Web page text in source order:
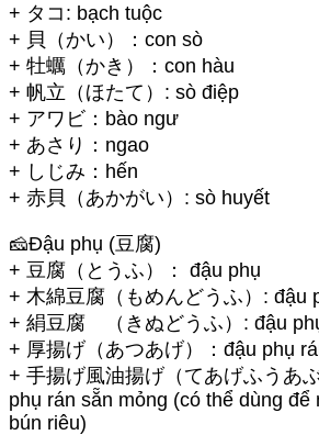
+ タコ: bạch tuộc
+ 貝（かい）：con sò
+ 牡蠣（かき）：con hàu
+ 帆立（ほたて）: sò điệp
+ アワビ：bào ngư
+ あさり：ngao
+ しじみ：hến
+ 赤貝（あかがい）: sò huyết
🧀Đậu phụ (豆腐)
+ 豆腐（とうふ）： đậu phụ
+ 木綿豆腐（もめんどうふ）: đậu
+ 絹豆腐 （きぬどうふ）: đậu
+ 厚揚げ（あつあげ）：đậu phụ
+ 手揚げ風油揚げ（てあげふうあ
phụ rán sẵn mỏng (có thể dùng để
bún riêu)